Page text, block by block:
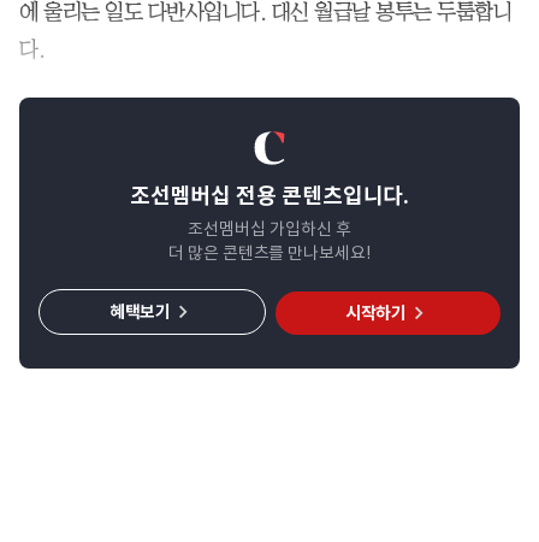
에 울리는 일도 다반사입니다. 대신 월급날 봉투는 두툼합니
다.
조선멤버십 전용 콘텐츠입니다.
조선멤버십 가입하신 후
더 많은 콘텐츠를 만나보세요!
시작하기
혜택보기